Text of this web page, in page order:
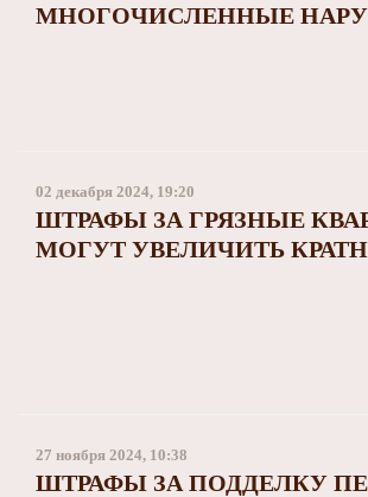
МНОГОЧИСЛЕННЫЕ
02 декабря 2024, 19:20
ШТРАФЫ ЗА ГРЯЗНЫЕ
МОГУТ УВЕЛИЧИТЬ
27 ноября 2024, 10:38
ШТРАФЫ ЗА ПОДДЕЛКУ